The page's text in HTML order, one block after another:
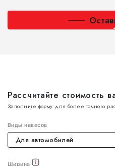
Рассчитайте стоимость
Заполните форму для более точного
Виды навесов
Ширина